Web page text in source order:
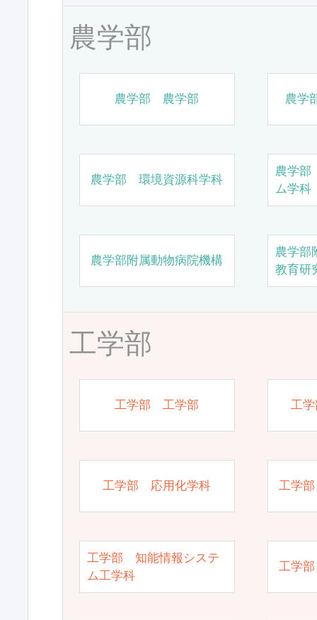
農学部
農学部 農学部 農学
農学部 環境資源科学科
農学
ム学科
農学部附属動物病院機構
農学部
教育研
工学部
工学部 工学部 工
工学部 応用化学科 工学
工学部 知能情報システ
ム工学科
工学